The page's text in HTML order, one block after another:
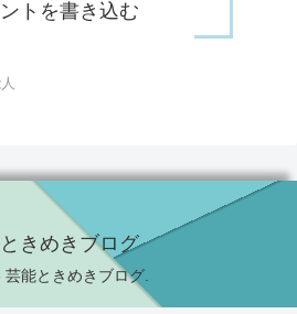
トを書き込む
きめきブログ
能ときめきブログ.